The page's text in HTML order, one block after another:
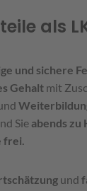
als
und sichere
Gehalt mit
Sie abends zu
frei.
und